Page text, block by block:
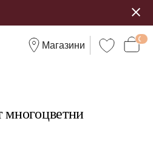
Магазини
многоцветни